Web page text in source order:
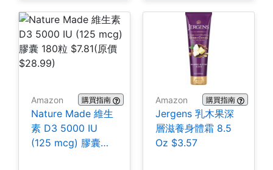
Amazon 購買指南
Nature Made 維生
素 D3 5000 IU
(125 mcg) 膠囊
Amazon 購買指南
Jergens 乳木果深
層滋養身體霜 8.5
Oz $3.57